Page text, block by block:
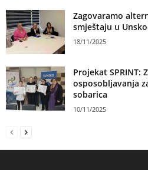
Zagovaramo
smještaju u
18/11/2025
Projekat SPRINT:
osposobljavanja
sobarica
10/11/2025